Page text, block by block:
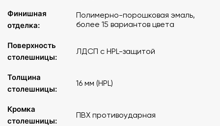
мм, 25х25 мм, лист толщиной 1мм;
покрытие каркаса: полимерно-порошковое;
*Также возможно исполнение модели на сварном
Финишная
отделка:
Полимерно-порошковая эмаль,
более 15 вариантов цвета
Поверхность
столешницы:
ЛДСП с HPL-защитой
Толщина
столешницы:
16 мм (HPL)
Кромка
столешницы:
ПВХ противоударная